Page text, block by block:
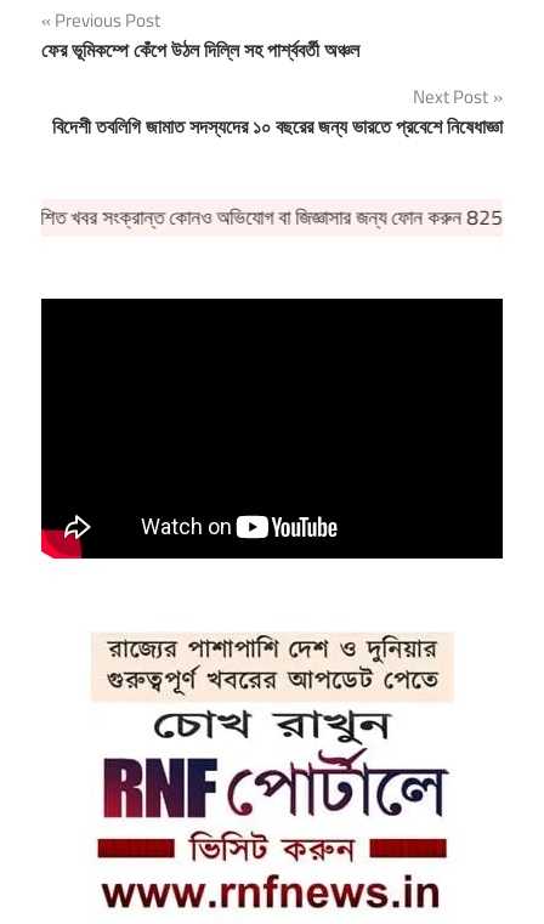
Post
navigation
Previous Post
ফের ভূমিকম্পে কেঁপে উঠল দিল্লি সহ পার্শ্ববর্তী অঞ্চল
Next Post
বিদেশী তবলিগি জামাত সদস্যদের ১০ বছরের জন্য ভারতে প্রবেশে নিষেধাজ্ঞা
খবর সংক্রান্ত কোনও অভিযোগ বা জিজ্ঞাসার জন্য ফোন করুন